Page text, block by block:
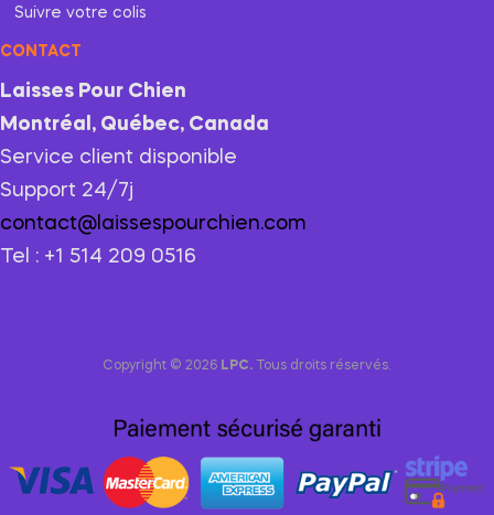
Suivre votre colis
CONTACT
Laisses Pour Chien
Montréal, Québec, Canada
Service client disponible
Support 24/7j
contact@laissespourchien.com
Tel : +1 514 209 0516
Copyright © 2026 LPC. Tous droits réservés.